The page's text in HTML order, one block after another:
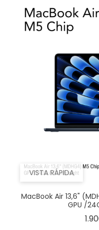
VISTA RÁPIDA
MacBook Air 13,6"
GPU /